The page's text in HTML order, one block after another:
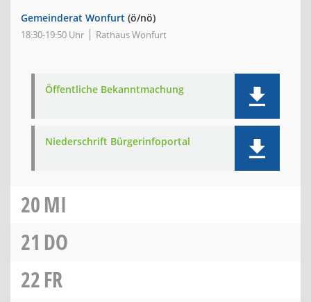
Gemeinderat Wonfurt (ö/nö)
18:30-19:50 Uhr Rathaus Wonfurt
Öffentliche Bekanntmachung
Niederschrift Bürgerinfoportal
20MI
21 DO
22FR